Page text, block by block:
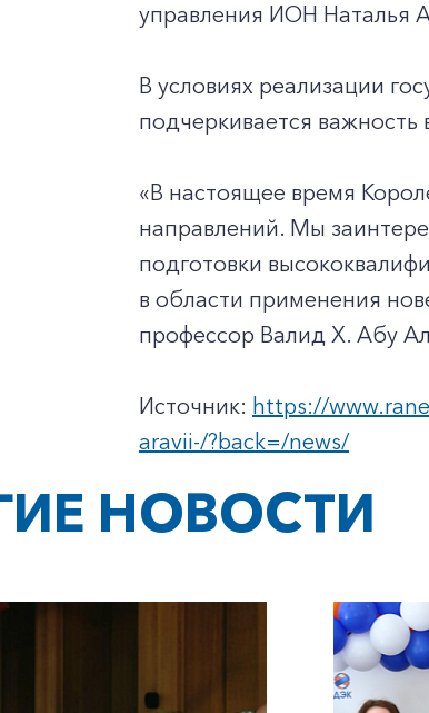
управления ИОН Наталья
В условиях реализации
подчеркивается
«В настоящее время
направлений. Мы
подготовки
в области применения
профессор Валид Х. Абу
Источник: https://
aravii-/?back=/news/
НОВОСТИ